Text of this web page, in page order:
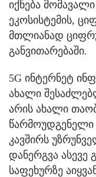
იქნება
ეკოსისტემის,
მთლიანად
განვითარებაში.
5G ინტერნეტ
ახალი
არის ახალი
წარმოუდგენელი
კავშირს
დანერგვა
საფეხურზე